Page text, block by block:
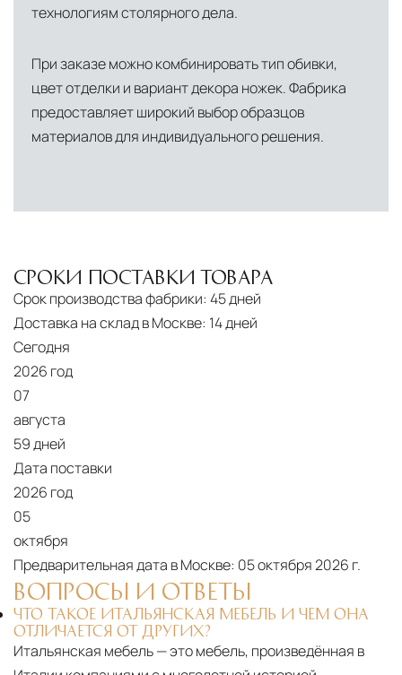
технологиям столярного дела.
При заказе можно комбинировать тип обивки,
цвет отделки и вариант декора ножек. Фабрика
предоставляет широкий выбор образцов
материалов для индивидуального решения.
СРОКИ ПОСТАВКИ ТОВАРА
Срок производства фабрики: 45 дней
Доставка на склад в Москве: 14 дней
Сегодня
2026 год
07
августа
59 дней
Дата поставки
2026 год
05
октября
Предварительная дата в Москве: 05 октября 2026 г.
ВОПРОСЫ И ОТВЕТЫ
ЧТО ТАКОЕ ИТАЛЬЯНСКАЯ МЕБЕЛЬ И ЧЕМ ОНА
ОТЛИЧАЕТСЯ ОТ ДРУГИХ?
Итальянская мебель — это мебель, произведённая в